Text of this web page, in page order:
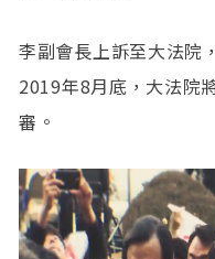
李副會長上訴至大法院
2019年8月底，大法院
審。